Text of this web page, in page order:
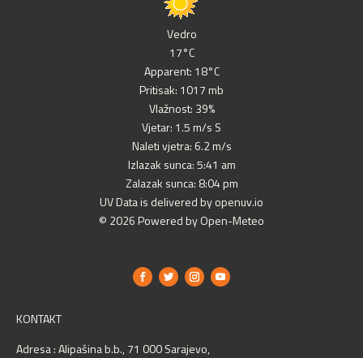
Vedro
17°C
Apparent: 18°C
Pritisak: 1017 mb
Vlažnost: 39%
Vjetar: 1.5 m/s S
Naleti vjetra: 6.2 m/s
Izlazak sunca: 5:41 am
Zalazak sunca: 8:04 pm
UV Data is delivered by openuv.io
© 2026 Powered by Open-Meteo
KONTAKT
Adresa : Alipašina b.b., 71 000 Sarajevo,